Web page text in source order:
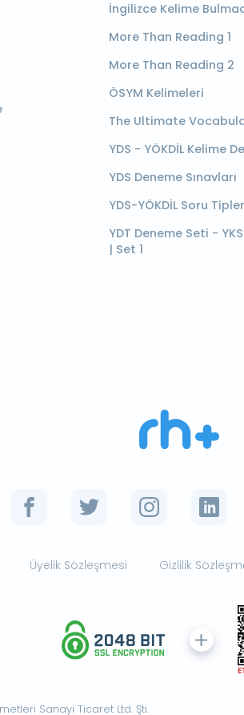
İngilizce Kelime
More Than Reading 1
More Than Reading 2
ÖSYM Kelimeleri
The Ultimate
YDS - YÖKDİL Kelime
YDS Deneme Sınavları
YDS-YÖKDİL Soru
YDT Deneme Seti -
| Set 1
Üyelik Sözleşmesi Gizlilik
Sanayi Ticaret Ltd. Şti.